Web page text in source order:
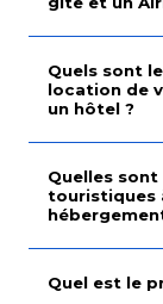
Quels sont
location de
un hôtel ?
Quelles
touristiques
Quel est le